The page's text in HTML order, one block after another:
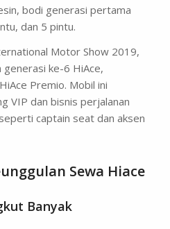
bodi generasi pertama
dan 5 pintu.
Motor Show 2019,
ke-6 HiAce,
Premio. Mobil ini
VIP dan bisnis perjalanan
captain seat dan aksen
Sewa Hiace
Banyak